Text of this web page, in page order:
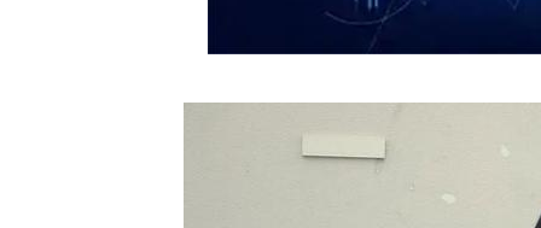
上证指数 3919.01